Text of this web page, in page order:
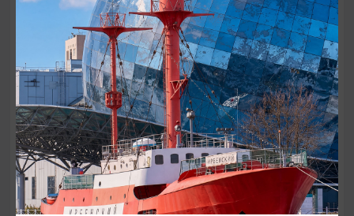
Аудиоспектакль «Истории Куршской
косы»
01.02.2026 - 31.12.2026, 13:00
Куршская коса
ОТ 2500₽